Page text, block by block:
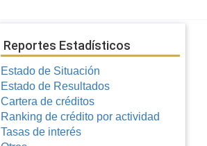
Reportes Estadísticos
Estado de Situación
Estado de Resultados
Cartera de créditos
Ranking de crédito por actividad
Tasas de interés